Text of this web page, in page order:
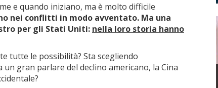
e quando iniziano, ma è molto difficile
nei conflitti in modo avventato. Ma una
per gli Stati Uniti: nella loro storia hanno
tutte le possibilità? Sta scegliendo
gran parlare del declino americano, la Cina